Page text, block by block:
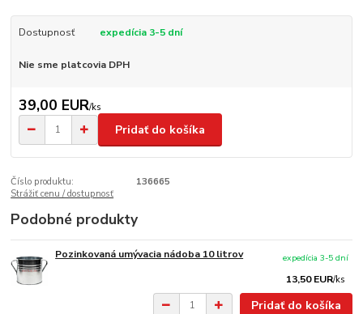
Dostupnosť expedícia 3-5 dní
Nie sme platcovia DPH
39,00 EUR/ks
Pridať do košíka
Číslo produktu:
136665
Strážiť cenu / dostupnosť
Podobné produkty
Pozinkovaná umývacia nádoba 10 litrov
13,50 EUR/ks
expedícia 3-5 dní
Pridať do košíka